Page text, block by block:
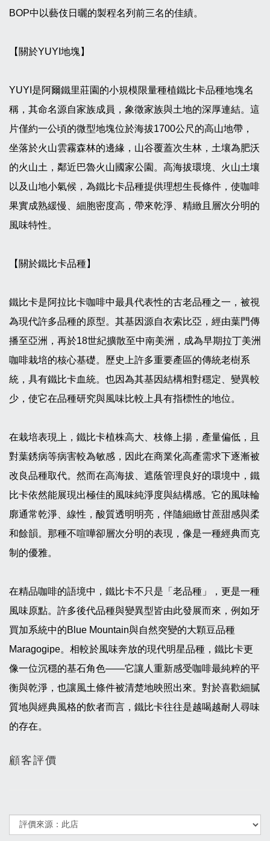
BOP中以藝伎日曬的製程名列前三名的佳績。
【關於YUYI地塊】
YUYI是阿爾鐵里莊園的小規模限量種植鐵比卡品種地塊名
稱，其命名源自家族成員，象徵家族與土地的深厚連結。這
片僅約一公頃的微型地塊位於海拔1700公尺的高山地帶，
坐落於火山雲霧森林的邊緣，山谷覆蓋次生林，土壤為肥沃
的火山土，鄰近巴魯火山國家公園。高海拔環境、火山土壤
以及山地小氣候，為鐵比卡品種提供理想生長條件，使咖啡
果實成熟緩慢、細胞密度高，帶來乾淨、精緻且層次分明的
風味特性。
【關於鐵比卡品種】
鐵比卡是阿拉比卡咖啡中最具代表性的古老品種之一，被視
為現代許多品種的原型。其基因源自衣索比亞，經由葉門傳
播至亞洲，再於18世紀擴散至中南美洲，成為早期拉丁美洲
咖啡栽培的核心基礎。歷史上許多重要產區的傳統老樹系
統，具有鐵比卡血統。也因為其基因結構相對穩定、變異較
少，使它在品種研究與風味比較上具有指標性的地位。
在栽培表現上，鐵比卡植株高大、枝條上揚，產量偏低，且
對葉銹病等病害較為敏感，因此在商業化高產需求下逐漸被
改良品種取代。然而在高海拔、遮蔭管理良好的環境中，鐵
比卡依然能展現出極佳的風味純淨度與結構感。它的風味輪
廓通常乾淨、線性，酸質透明明亮，伴隨細緻甘蔗甜感與柔
和餘韻。那種不喧嘩卻層次分明的表現，像是一種經典而克
制的優雅。
在精品咖啡的語境中，鐵比卡不只是「老品種」，更是一種
風味原點。許多後代品種與變異型皆由此發展而來，例如牙
買加系統中的Blue Mountain與自然突變的大顆豆品種
Maragogipe。相較於風味奔放的現代明星品種，鐵比卡更
像一位沉穩的基石角色——它讓人重新感受咖啡最純粹的平
衡與乾淨，也讓風土條件被清楚地映照出來。對於喜歡細膩
質地與經典風格的飲者而言，鐵比卡往往是越喝越耐人尋味
的存在。
顧客評價